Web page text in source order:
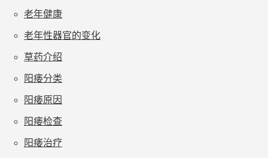
老年健康
老年性器官的变化
草药介绍
阳痿分类
阳痿原因
阳痿检查
阳痿治疗